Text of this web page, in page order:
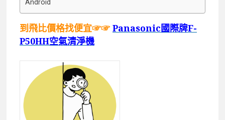
Android
到飛比價格找便宜☞☞ Panasonic國際牌F-
P50HH空氣清淨機